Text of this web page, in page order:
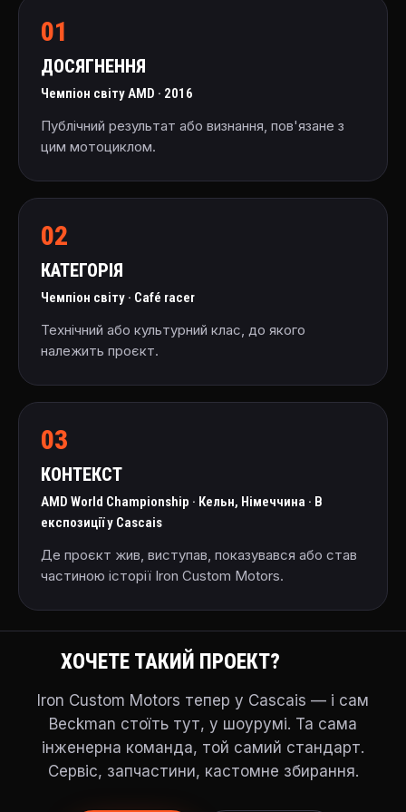
01
ДОСЯГНЕННЯ
Чемпіон світу AMD · 2016
Публічний результат або визнання, пов'язане з
цим мотоциклом.
02
КАТЕГОРІЯ
Чемпіон світу · Café racer
Технічний або культурний клас, до якого
належить проєкт.
03
КОНТЕКСТ
AMD World Championship · Кельн, Німеччина · В
експозиції у Cascais
Де проєкт жив, виступав, показувався або став
частиною історії Iron Custom Motors.
ХОЧЕТЕ ТАКИЙ ПРОЕКТ?
Iron Custom Motors тепер у Cascais — і сам
Beckman стоїть тут, у шоурумі. Та сама
інженерна команда, той самий стандарт.
Сервіс, запчастини, кастомне збирання.